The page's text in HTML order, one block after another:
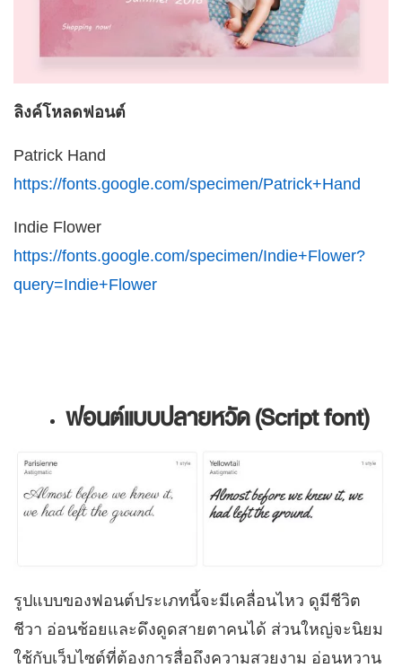
ลิงค์โหลดฟอนต์
Patrick Hand
https://fonts.google.com/specimen/Patrick+Hand
Indie Flower
https://fonts.google.com/specimen/Indie+Flower?
query=Indie+Flower
ฟอนต์แบบปลายหวัด (Script font)
รูปแบบของฟอนต์ประเภทนี้จะมีเคลื่อนไหว ดูมีชีวิต
ชีวา อ่อนช้อยและดึงดูดสายตาคนได้ ส่วนใหญ่จะนิยม
ใช้กับเว็บไซต์ที่ต้องการสื่อถึงความสวยงาม อ่อนหวาน